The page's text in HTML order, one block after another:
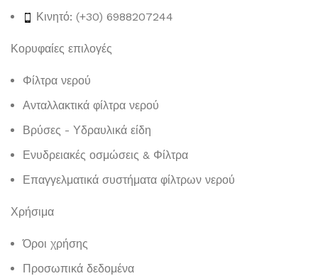
Κινητό: (+30) 6988207244
Κορυφαίες επιλογές
Φίλτρα νερού
Ανταλλακτικά φίλτρα νερού
Βρύσες - Υδραυλικά είδη
Ενυδρειακές οσμώσεις & Φίλτρα
Επαγγελματικά συστήματα φίλτρων νερού
Χρήσιμα
Όροι χρήσης
Προσωπικά δεδομένα